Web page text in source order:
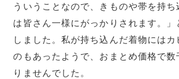
ういうことなので、きものや帯を持
は皆さん一様にがっかりされます。」
しました。私が持ち込んだ着物にはカ
のもあったようで、おまとめ価格で数
りませんでした。